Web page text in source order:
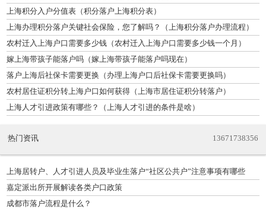
上海积分入户分值表（积分落户上海积分表）
上海办理积分落户关键社会保险，您了解吗？（上海积分落户办理流程）
农村迁入上海户口需要多少钱（农村迁入上海户口需要多少钱一个月）
嫁上海带孩子能落户吗（嫁上海带孩子能落户吗现在）
落户上海后社保卡需要更换（办理上海户口后社保卡需要更换吗）
农村居住证积分转上海户口如何获得（上海市居住证积分转落户）
上海人才引进政策有哪些？（上海人才引进的条件是啥）
热门资讯 13671738356
上海居转户、人才引进人员及毕业生落户“社区公共户”注意事项有哪些
嘉定派出所开展解读各类户口政策
成都市落户流程是什么？